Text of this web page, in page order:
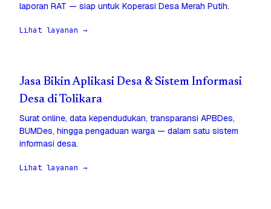
laporan RAT — siap untuk Koperasi Desa Merah Putih.
Lihat layanan →
Jasa Bikin Aplikasi Desa & Sistem Informasi
Desa di Tolikara
Surat online, data kependudukan, transparansi APBDes,
BUMDes, hingga pengaduan warga — dalam satu sistem
informasi desa.
Lihat layanan →